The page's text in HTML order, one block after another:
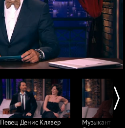
Певец Денис Клявер
Музыкант